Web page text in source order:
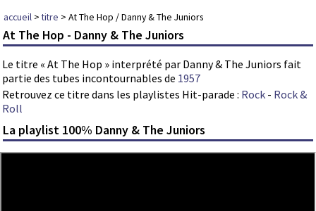
accueil >titre > At The Hop / Danny & The Juniors
At The Hop - Danny & The Juniors
Le titre « At The Hop » interprété par Danny & The Juniors fait
partie des tubes incontournables de 1957
Retrouvez ce titre dans les playlistes Hit-parade : Rock - Rock &
Roll
La playlist 100% Danny & The Juniors